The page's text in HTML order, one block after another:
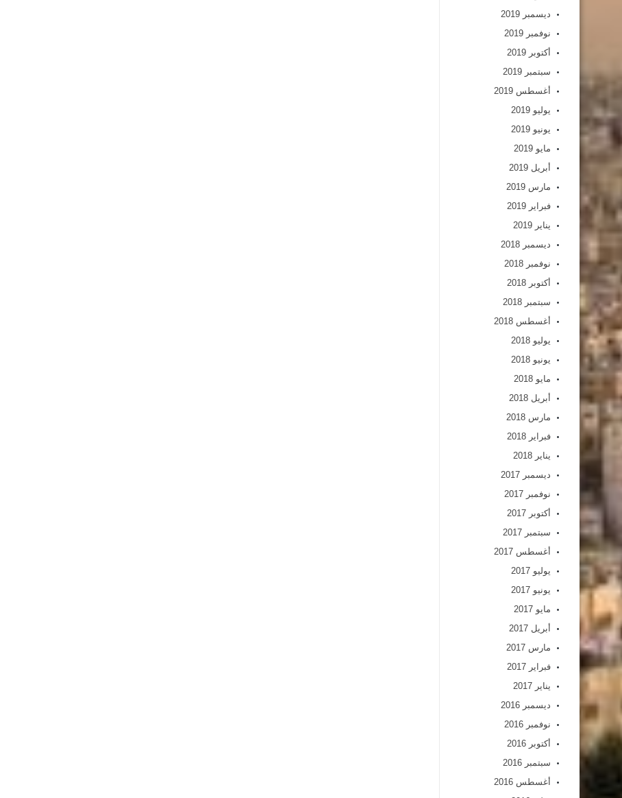
ديسمبر 2019
نوفمبر 2019
أكتوبر 2019
سبتمبر 2019
أغسطس 2019
يوليو 2019
يونيو 2019
مايو 2019
أبريل 2019
مارس 2019
فبراير 2019
يناير 2019
ديسمبر 2018
نوفمبر 2018
أكتوبر 2018
سبتمبر 2018
أغسطس 2018
يوليو 2018
يونيو 2018
مايو 2018
أبريل 2018
مارس 2018
فبراير 2018
يناير 2018
ديسمبر 2017
نوفمبر 2017
أكتوبر 2017
سبتمبر 2017
أغسطس 2017
يوليو 2017
يونيو 2017
مايو 2017
أبريل 2017
مارس 2017
فبراير 2017
يناير 2017
ديسمبر 2016
نوفمبر 2016
أكتوبر 2016
سبتمبر 2016
أغسطس 2016